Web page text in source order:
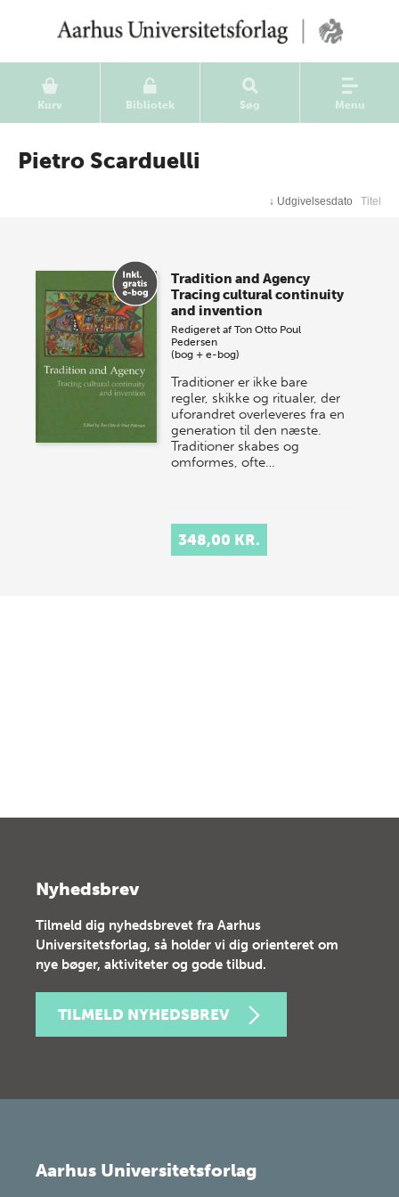
Kurv Bibliotek Søg Menu
Pietro Scarduelli
↓ Udgivelsesdato Titel
Tradition and Agency
Tracing cultural continuity
and invention
Redigeret afTon Otto Poul
Pedersen
(bog + e-bog)
Traditioner er ikke bare
regler, skikke og ritualer, der
uforandret overleveres fra en
generation til den næste.
Traditioner skabes og
omformes, ofte…
348,00 KR.
Nyhedsbrev
Tilmeld dig nyhedsbrevet fra Aarhus
Universitetsforlag, så holder vi dig orienteret om
nye bøger, aktiviteter og gode tilbud.
TILMELD NYHEDSBREV
Aarhus Universitetsforlag